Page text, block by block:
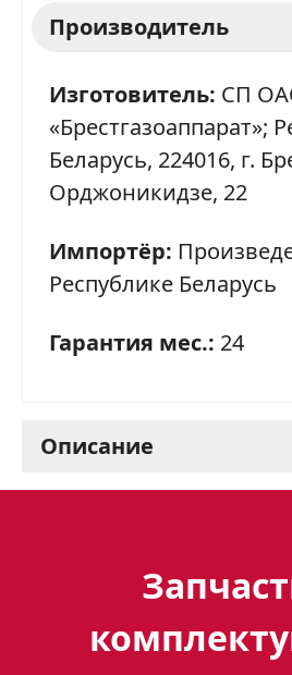
Производитель
Изготовитель: СП
«Брестгазоаппарат»;
Беларусь, 224016, г.
Орджоникидзе, 22
Импортёр:
Республике Беларусь
Гарантия мес.: 24
Описание
вашей кухне